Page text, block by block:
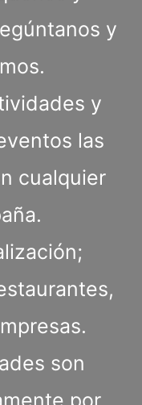
y
y
las
cualquier
son
por